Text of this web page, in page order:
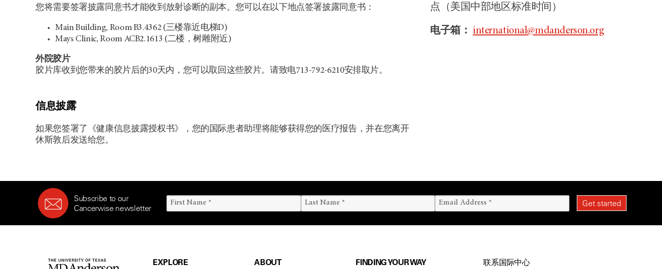
您将需要签署披露同意书才能收到放射诊断的副本。您可以在以下地点签署披露同意书：
Main Building, Room B3.4362 (三楼靠近电梯D)
Mays Clinic, Room ACB2.1613 (二楼，树雕附近)
外院胶片
胶片库收到您带来的胶片后的30天内，您可以取回这些胶片。请致电713-792-6210安排取片。
信息披露
如果您签署了《健康信息披露授权书》，您的国际患者助理将能够获得您的医疗报告，并在您离开
休斯敦后发送给您。
点（美国中部地区标准时间）
电子箱： international@mdanderson.org
Subscribe to our
Cancerwise newsletter
EXPLORE ABOUT FINDING YOUR WAY 联系国际中心